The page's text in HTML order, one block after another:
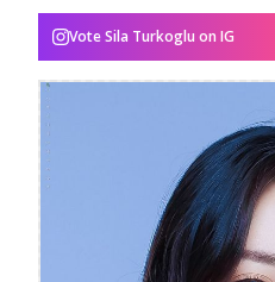
VoteSila Turkoglu on IG